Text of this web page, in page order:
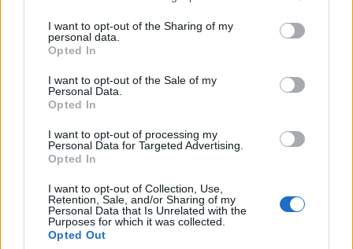
I want to opt-out of the Sharing of my
personal data.
Opted In
I want to opt-out of the Sale of my
Personal Data.
Opted In
I want to opt-out of processing my
Personal Data for Targeted Advertising.
Opted In
I want to opt-out of Collection, Use,
Retention, Sale, and/or Sharing of my
Personal Data that Is Unrelated with the
Purposes for which it was collected.
Opted Out